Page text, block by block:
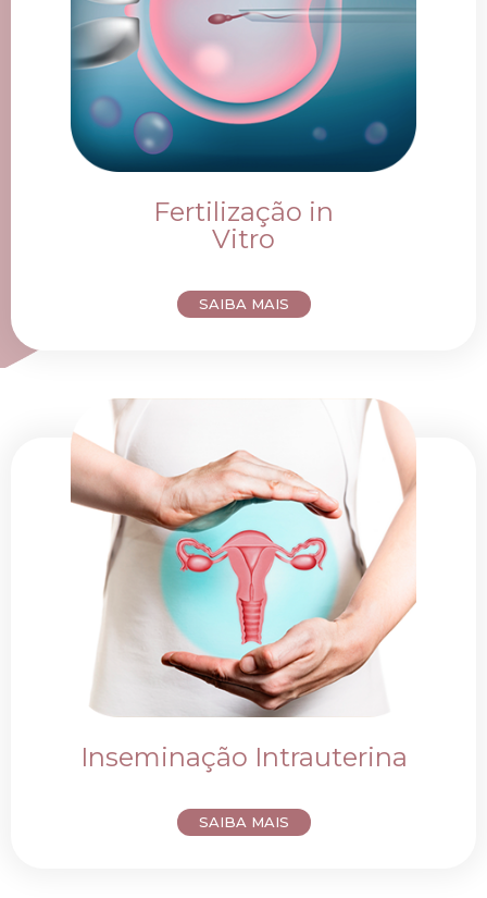
Fertilização in
Vitro
SAIBA MAIS
Inseminação Intrauterina
SAIBA MAIS